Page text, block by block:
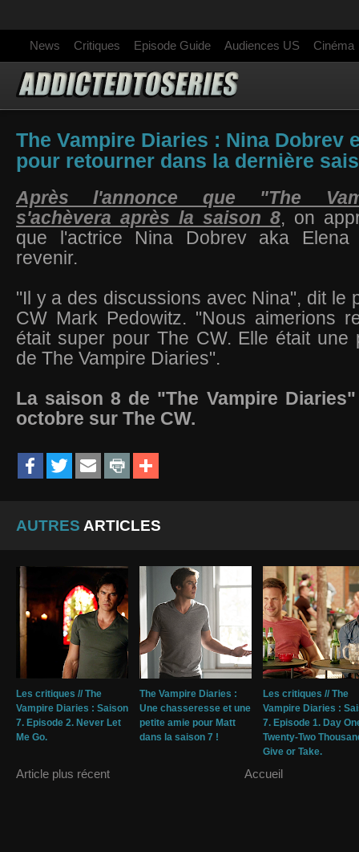
News Critiques Episode Guide Audiences US Cinéma
The Vampire Diaries : Nina Dobrev
pour retourner dans la dernière
Après l'annonce que "The
s'achèvera après la saison 8, on
que l'actrice Nina Dobrev aka Elena
revenir.
"Il y a des discussions avec Nina", dit le
CW Mark Pedowitz. "Nous aimerions
était super pour The CW. Elle était une
de The Vampire Diaries".
La saison 8 de "The Vampire
octobre sur The CW.
AUTRES ARTICLES
Les critiques // The
Vampire Diaries : Saison
7. Episode 2. Never Let
Me Go.
The Vampire Diaries :
Une chasseresse et une
petite amie pour Matt
dans la saison 7 !
Les critiques // The
Vampire Diaries :
7. Episode 1. Day
Twenty-Two
Give or Take.
Article plus récent Accueil